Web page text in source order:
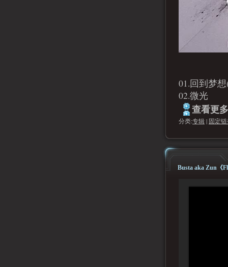
01.回到梦
02.微光
查看更
分类:专辑| 固定
Busta aka Zun《